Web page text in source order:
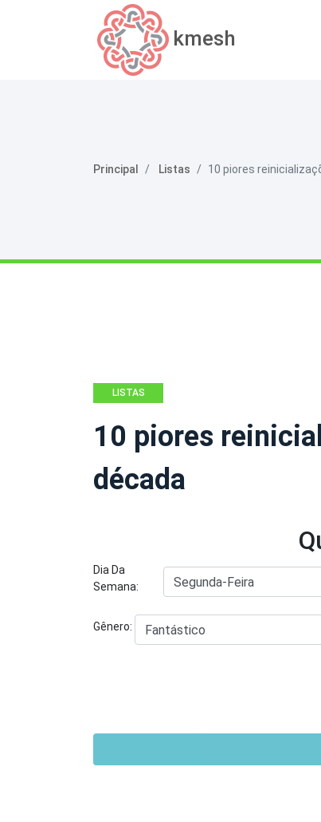
kmesh
Principal Listas 10 piores
LISTAS
10 piores
década
Dia Da
Semana:
Gênero: